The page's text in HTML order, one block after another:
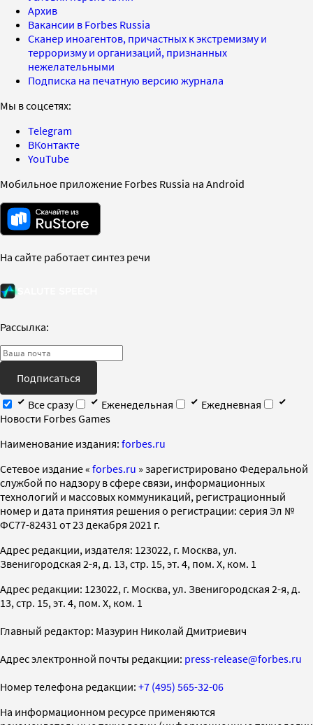
Архив
Вакансии в Forbes Russia
Сканер иноагентов, причастных к экстремизму и
терроризму и организаций, признанных
нежелательными
Подписка на печатную версию журнала
Мы в соцсетях:
Telegram
ВКонтакте
YouTube
Мобильное приложение Forbes Russia на Android
На сайте работает синтез речи
Рассылка:
Подписаться
Все сразу
Еженедельная
Ежедневная
Новости Forbes Games
Наименование издания: forbes.ru
Cетевое издание « forbes.ru » зарегистрировано Федеральной
службой по надзору в сфере связи, информационных
технологий и массовых коммуникаций, регистрационный
номер и дата принятия решения о регистрации: серия Эл №
ФС77-82431 от 23 декабря 2021 г.
Адрес редакции, издателя: 123022, г. Москва, ул.
Звенигородская 2-я, д. 13, стр. 15, эт. 4, пом. X, ком. 1
Адрес редакции: 123022, г. Москва, ул. Звенигородская 2-я, д.
13, стр. 15, эт. 4, пом. X, ком. 1
Главный редактор: Мазурин Николай Дмитриевич
Адрес электронной почты редакции: press-release@forbes.ru
Номер телефона редакции: +7 (495) 565-32-06
На информационном ресурсе применяются